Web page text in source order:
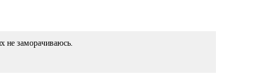
не заморачиваюсь.